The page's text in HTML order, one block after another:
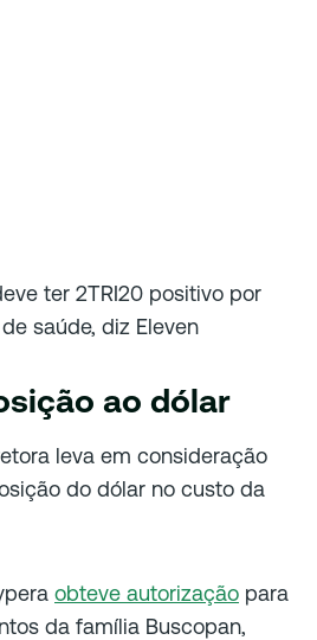
ao dólar
leva em consideração
do dólar no custo da
obteve autorização para
da família Buscopan,